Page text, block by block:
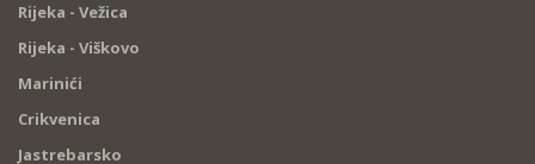
Rijeka - Vežica
Rijeka - Viškovo
Marinići
Crikvenica
Jastrebarsko